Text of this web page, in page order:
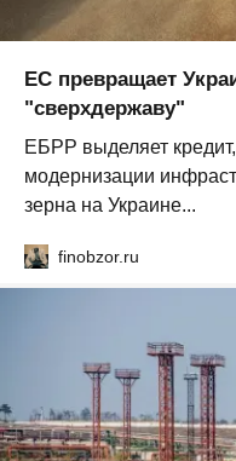
ЕС превращает
"сверхдержаву"
ЕБРР выделяет
модернизации
зерна на Украине...
finobzor.ru